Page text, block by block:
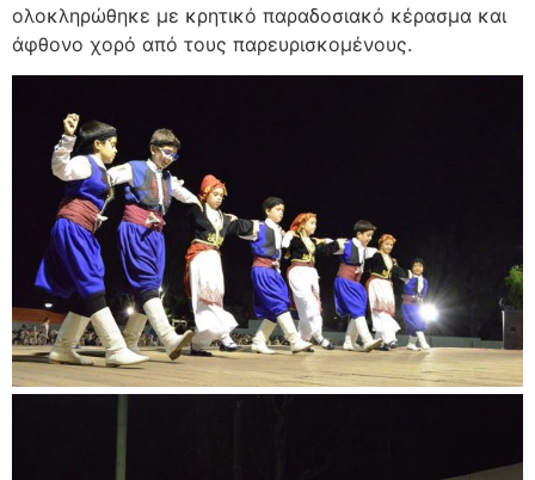
ολοκληρώθηκε με κρητικό παραδοσιακό κέρασμα και
άφθονο χορό από τους παρευρισκομένους.